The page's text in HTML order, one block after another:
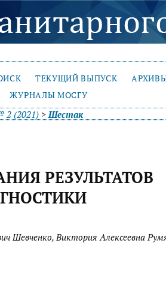
ТЕКУЩИЙ ВЫПУСК
ЖУРНАЛЫ МОСГУ
2 (2021) >Шестак
РЕЗУЛЬТАТОВ
Шевченко, Виктория Алексеевна